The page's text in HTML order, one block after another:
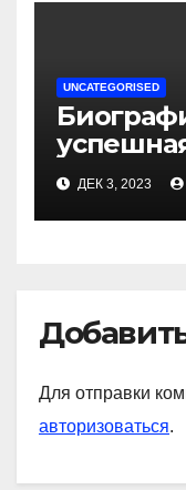
UNCATEGORISED
карьера,
ДЕК 3, 2023
Для отправки
авторизоваться.